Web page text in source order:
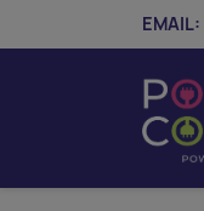
EMAIL: